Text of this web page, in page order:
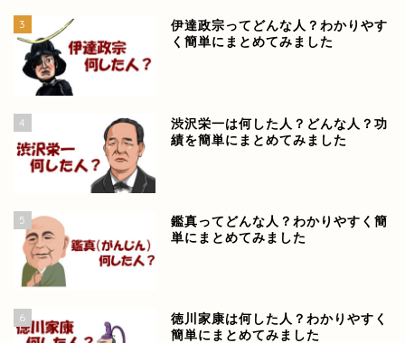
3
伊達政宗ってどんな人？わかりやす
く簡単にまとめてみました
4
渋沢栄一は何した人？どんな人？功
績を簡単にまとめてみました
5
鑑真ってどんな人？わかりやすく簡
単にまとめてみました
6
徳川家康は何した人？わかりやすく
簡単にまとめてみました